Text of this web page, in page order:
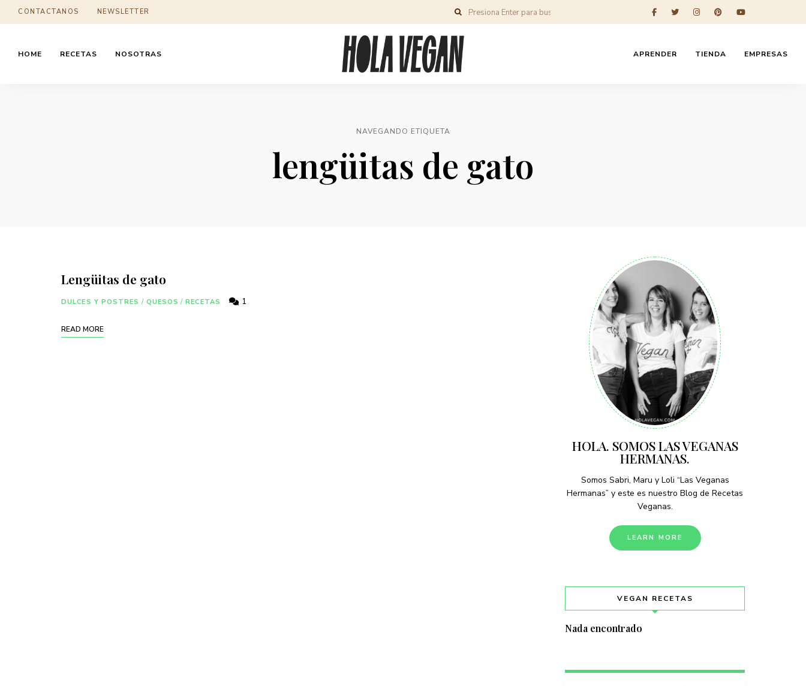
CONTACTANOS NEWSLETTER
HOME RECETAS NOSOTRAS APRENDER TIENDA EMPRESAS
NAVEGANDO ETIQUETA
lengüitas de gato
Lengüitas de gato
DULCES Y POSTRES / QUESOS / RECETAS 1
READ MORE
HOLA. SOMOS LAS VEGANAS
HERMANAS.
Somos Sabri, Maru y Loli “Las Veganas
Hermanas” y este es nuestro Blog de Recetas
Veganas.
LEARN MORE
VEGAN RECETAS
Nada encontrado